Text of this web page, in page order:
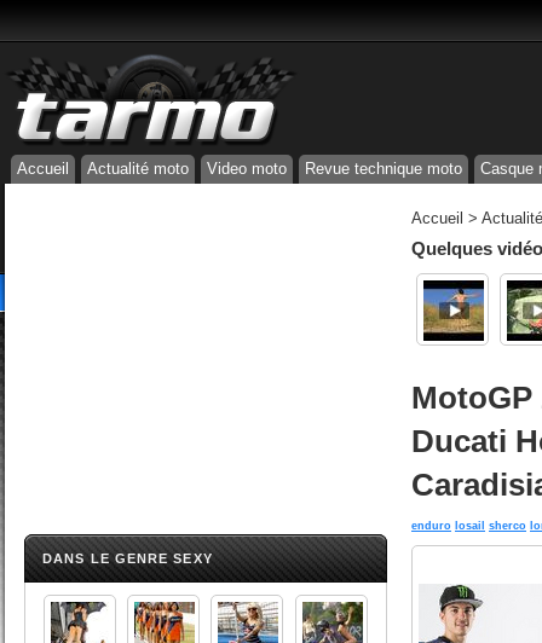
Accueil Actualité moto Video moto Revue technique moto Casque
DANS LE GENRE SEXY
Accueil >
Quelques
Ducati
enduro losail sherco